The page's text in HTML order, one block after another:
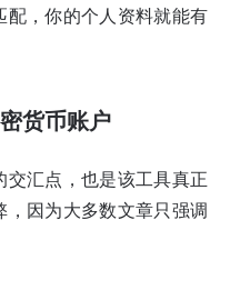
配，你的个人资料就能有
货币账户
汇点，也是该工具真正
，因为大多数文章只强调